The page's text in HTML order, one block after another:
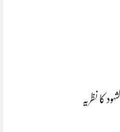
کا نظریہ